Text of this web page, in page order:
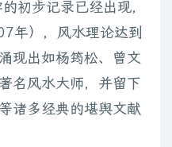
初步记录已经出现，
年），风水理论达到
现出如杨筠松、曾文
名风水大师，并留下
诸多经典的堪舆文献